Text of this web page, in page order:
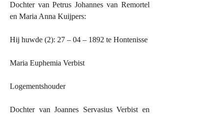
Dochter van Petrus Johannes van Remortel
en Maria Anna Kuijpers:
Hij huwde (2): 27 – 04 – 1892 te Hontenisse
Maria Euphemia Verbist
Logementshouder
Dochter van Joannes Servasius Verbist en